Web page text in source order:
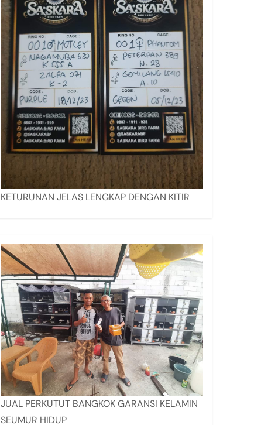
KETURUNAN JELAS LENGKAP DENGAN KITIR
JUAL PERKUTUT BANGKOK GARANSI KELAMIN
SEUMUR HIDUP